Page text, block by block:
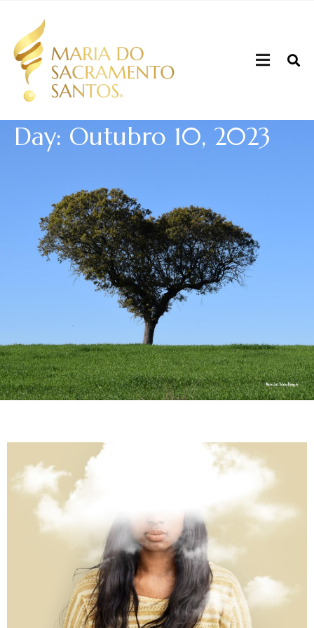
Day: Outubro 10, 2023
Quem sou
Sou mulher, mãe, filha, irmã, tia, cunhada, amiga,
colega, uma humana.
Corria o ano de 1970 quando nasci, fruto de um Amor
de uma alfacinha com um laurentino, em
Moçambique. Com 4 anos vim para a metrópole e
iniciou-se uma nova fase para toda a família, à
semelhança de tantas outras famílias. Iniciei o
A licenciatura em Relações Públicas e Publicidade
fez-me voltar por uns anos a Lisboa, e seguidamente
voltei a Moçambique para uma experiência de ano e
meio a viver fora, lecionando e trabalhando numa
agência de publicidade em Maputo.
Regressei a Portugal ano e meio depois, e a Vida
trouxe novos caminhos e aprendizagens, casei, fui
mãe, trabalhei em coordenação de formação
profissional, projetos comunitários e agências de
viagens.